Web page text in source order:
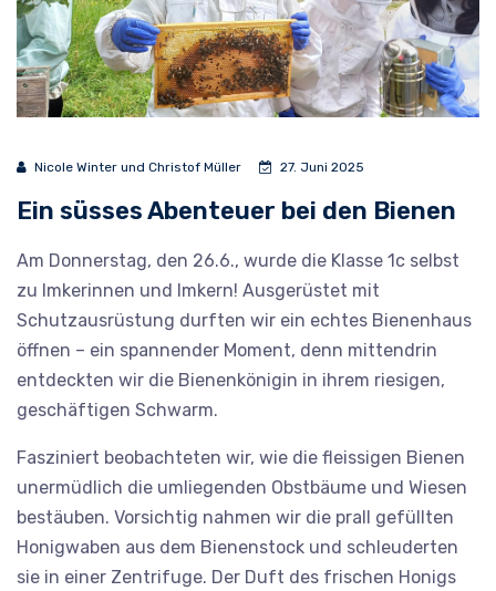
Nicole Winter und Christof Müller 27. Juni 2025
Ein süsses Abenteuer bei den Bienen
Am Donnerstag, den 26.6., wurde die Klasse 1c selbst
zu Imkerinnen und Imkern! Ausgerüstet mit
Schutzausrüstung durften wir ein echtes Bienenhaus
öffnen – ein spannender Moment, denn mittendrin
entdeckten wir die Bienenkönigin in ihrem riesigen,
geschäftigen Schwarm.
Fasziniert beobachteten wir, wie die fleissigen Bienen
unermüdlich die umliegenden Obstbäume und Wiesen
bestäuben. Vorsichtig nahmen wir die prall gefüllten
Honigwaben aus dem Bienenstock und schleuderten
sie in einer Zentrifuge. Der Duft des frischen Honigs